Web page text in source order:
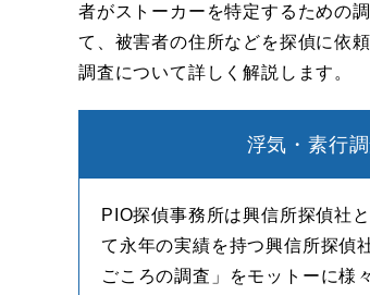
者がストーカーを特定するための
て、被害者の住所などを探偵に依
調査について詳しく解説します。
浮気・素行
PIO探偵事務所は興信所探偵社
て永年の実績を持つ興信所探偵
ごころの調査」をモットーに様